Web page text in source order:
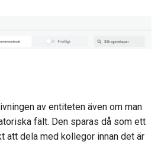
av entiteten även om man
fält. Den sparas då som ett
att dela med kollegor innan det är